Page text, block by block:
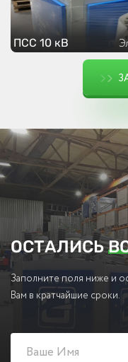
ПСС 10 кВ
ОСТАЛИСЬ
Заполните поля ниже и
Вам в кратчайшие сроки.